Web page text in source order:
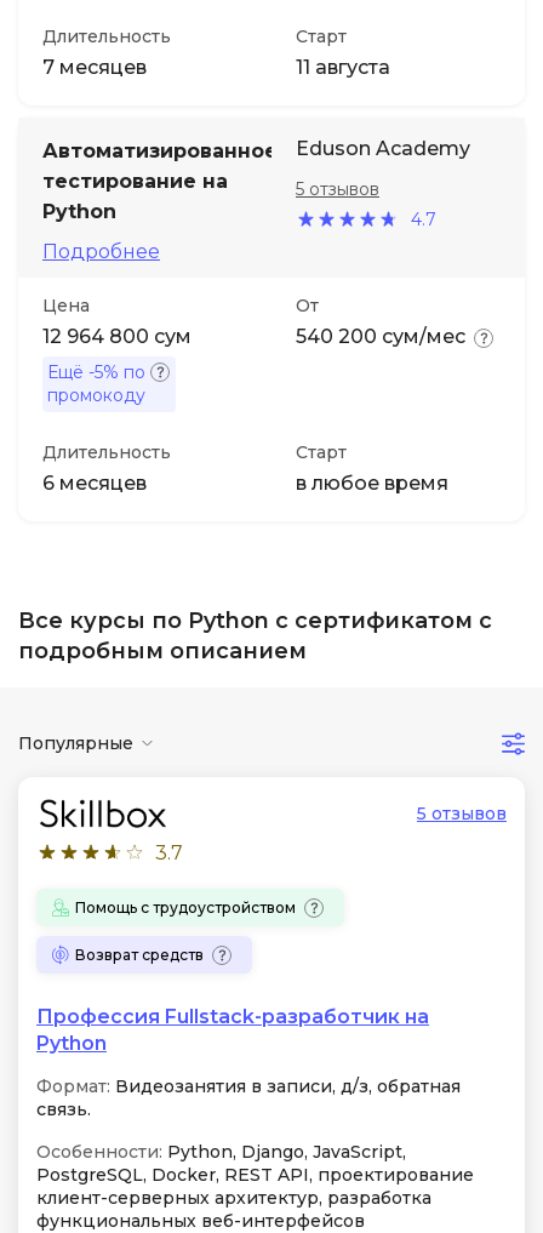
Длительность
7 месяцев
Старт
11 августа
Автоматизированное
тестирование на
Python
Подробнее
Eduson Academy
4.7
5 отзывов
Цена
12 964 800 сум
Ещё -5% по
промокоду
От
540 200 сум/мес
Длительность
6 месяцев
Старт
в любое время
Все курсы по Python с сертификатом с
подробным описанием
Популярные
3.7
5 отзывов
Помощь с трудоустройством
Возврат средств
Профессия Fullstack-разработчик на
Python
Формат: Видеозанятия в записи, д/з, обратная
связь.
Особенности: Python, Django, JavaScript,
PostgreSQL, Docker, REST API, проектирование
клиент-серверных архитектур, разработка
функциональных веб-интерфейсов